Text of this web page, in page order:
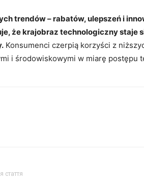
trendów – rabatów, ulepszeń i
że krajobraz technologiczny staje
Konsumenci czerpią korzyści z
i środowiskowymi w miarę postępu
стаття